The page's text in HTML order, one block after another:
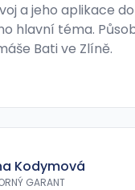
a jeho aplikace
hlavní téma.
Bati ve Zlíně.
Kodymová
GARANT